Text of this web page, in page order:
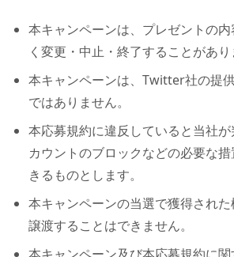
本キャンペーンは、プレゼントの
く変更・中止・終了することがあり
本キャンペーンは、Twitter社の提
ではありません。
本応募規約に違反していると当社
カウントのブロックなどの必要な
きるものとします。
本キャンペーンの当選で獲得され
譲渡することはできません。